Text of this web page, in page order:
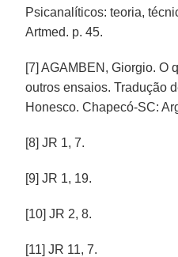
Psicanalíticos: teoria,
Artmed. p. 45.
[7] AGAMBEN, Giorgio. O
outros ensaios. Tradução
Honesco. Chapecó-SC:
[8] JR 1, 7.
[9] JR 1, 19.
[10] JR 2, 8.
[11] JR 11, 7.